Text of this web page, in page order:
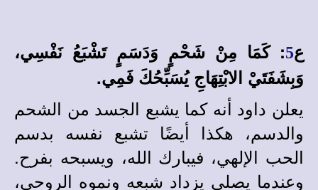
ع5: كَمَا مِنْ شَحْمٍ وَدَسَمٍ تَشْبَعُ نَفْسِي،
وَبِشَفَتَيْ الابْتِهَاجِ يُسَبِّحُكَ فَمِي.
يعلن داود أنه كما يشبع الجسد من الشحم
والدسم، هكذا أيضًا تشبع نفسه بدسم
الحب الإلهي، فيبارك الله، ويسبحه بفرح.
وعندما يصلى يزداد شبعه ونموه الروحي،